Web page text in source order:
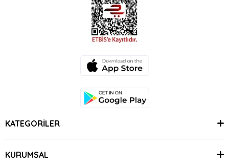
KATEGORİLER
KURUMSAL